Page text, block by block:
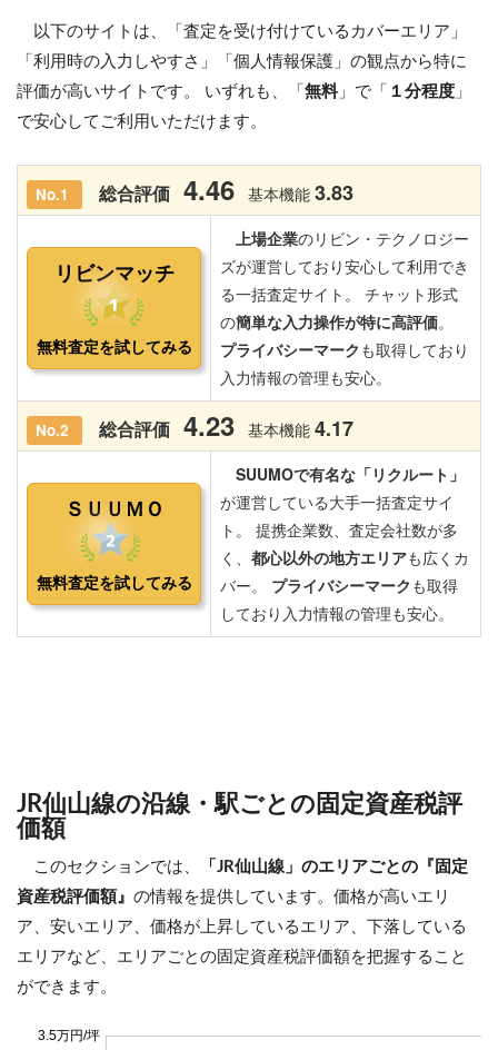
以下のサイトは、「査定を受け付けているカバーエリア」
「利用時の入力しやすさ」「個人情報保護」の観点から特に
評価が高いサイトです。 いずれも、「 無料」で「 １分程度 」
で安心してご利用いただけます。
JR仙山線の沿線・駅ごとの固定資産税評
価額
このセクションでは、
「JR仙山線」のエリアごとの『固定
資産税評価額』 の情報を提供しています。価格が高いエリ
ア、安いエリア、価格が上昇しているエリア、下落している
エリアなど、エリアごとの固定資産税評価額を把握すること
ができます。
3.5万円/坪